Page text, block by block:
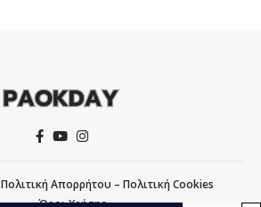
Πολιτική Απορρήτου – Πολιτική Cookies
Όροι Χρήσης